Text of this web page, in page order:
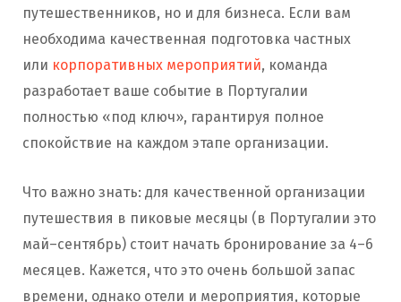
путешественников, но и для бизнеса. Если вам
необходима качественная подготовка частных
или корпоративных мероприятий, команда
разработает ваше событие в Португалии
полностью «под ключ», гарантируя полное
спокойствие на каждом этапе организации.
Что важно знать: для качественной организации
путешествия в пиковые месяцы (в Португалии это
май–сентябрь) стоит начать бронирование за 4–6
месяцев. Кажется, что это очень большой запас
времени, однако отели и мероприятия, которые